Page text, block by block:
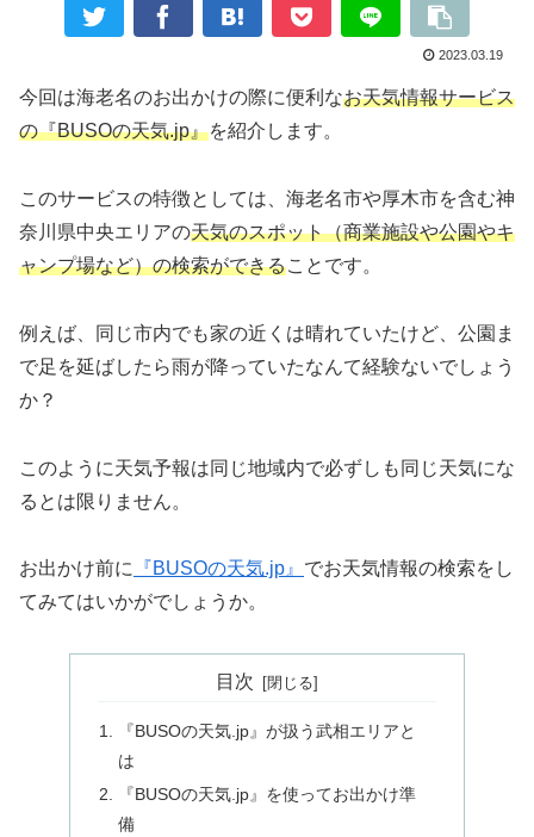
2023.03.19
今回は海老名のお出かけの際に便利なお天気情報サービス
の『BUSOの天気.jp』を紹介します。
このサービスの特徴としては、海老名市や厚木市を含む神
奈川県中央エリアの天気のスポット（商業施設や公園やキ
ャンプ場など）の検索ができることです。
例えば、同じ市内でも家の近くは晴れていたけど、公園ま
で足を延ばしたら雨が降っていたなんて経験ないでしょう
か？
このように天気予報は同じ地域内で必ずしも同じ天気にな
るとは限りません。
お出かけ前に 『BUSOの天気.jp』 でお天気情報の検索をし
てみてはいかがでしょうか。
目次
『BUSOの天気.jp』が扱う武相エリアと
は
『BUSOの天気.jp』を使ってお出かけ準
備